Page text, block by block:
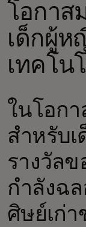
ข่าวสารแ
โอกาส
เด็กผู้ห
เทคโน
ในโอกา
สำหรับ
รางวัล
กำลังฉ
ศิษย์เก่า